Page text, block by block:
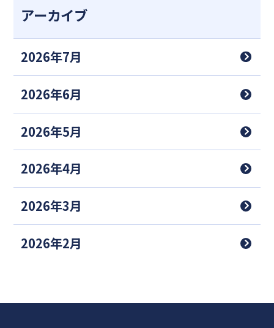
アーカイブ
2026年7月
2026年6月
2026年5月
2026年4月
2026年3月
2026年2月